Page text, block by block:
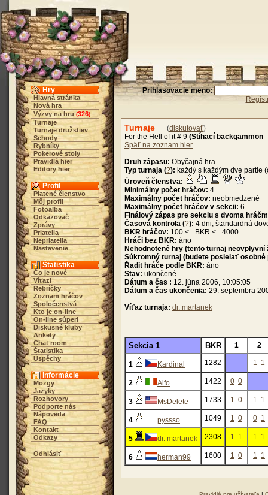
Hry
Hlavná stránka
Nová hra
Výzvy na hru (326)
Turnaje
Turnaje družstiev
Schody
Rybníky
Pokerové stoly
Pravidlá hier
Editory hier
Profil
Platené členstvo
Môj profil
Fotoalba
Odkazovač
Zprávy
Priatelia
Nepriatelia
Nastavenie
Štatistika
Čo je nové
Víťazi
Rebríčky
Zoznam hráčov
Spoločenstvá
Kto je on-line
On-line súperi
Diskusné kluby
Ankety
Chat room
Štatistika
Úspěchy
Informácie
Mozgy
Jazyky
Rozhovory
Podporte nás
Nápoveda
FAQ
Kontakt
Odkazy
Odhlásiť
Prihlasovacie meno:
Turnaje (diskutovať)
For the Hell of it # 9 (Stíhací backgammon
Späť na zoznam hier
Druh zápasu: Obyčajná hra
Typ turnaja (?): každý s každým dve partie
Úroveň členstva:
Minimálny počet hráčov: 4
Maximálny počet hráčov: neobmedzené
Maximálny počet hráčov v sekcii: 6
Finálový zápas pre sekciu s dvoma
Časová kontrola (?): 4 dni, štandardná
BKR hráčov: 100 <= BKR <= 4000
Hráči bez BKR: áno
Nehodnotené hry (tento turnaj neovplyvní
Súkromný turnaj (budete posielať osobné
Řadit hráče podle BKR: áno
Stav: ukončené
Dátum a čas : 12. júna 2006, 10:05:05
Dátum a čas ukončenia: 29. septembra
Víťaz turnaja: dr. martanek
Sekcia 1 BKR 1 2
1 Kardinal 1282 1 1
2 Alfo 1422 0 0
3 MsDelete 1733 1 0 1 1
4 pyssso 1049 1 0 0 1
5 dr. martanek 2308 1 1 1 1
6 herman99 1600 1 0 1 1